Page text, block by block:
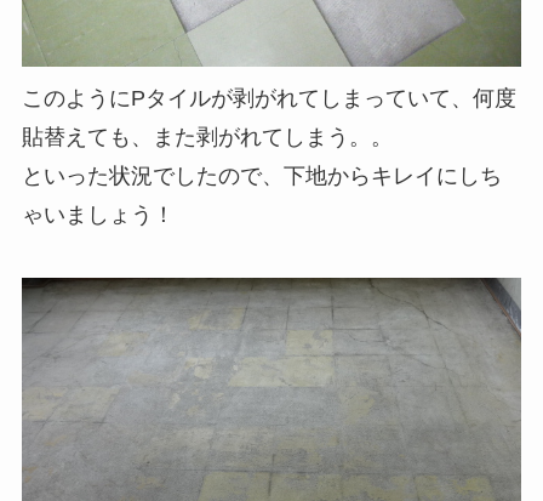
このようにPタイルが剥がれてしまっていて、何度
貼替えても、また剥がれてしまう。。
といった状況でしたので、下地からキレイにしち
ゃいましょう！